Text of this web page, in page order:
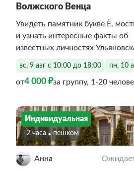
Волжского Венца
Увидеть памятник букве Ë,
и узнать интересные факты об
известных личностях
вс, 9 авг с 10:00 до 18:00 пн, 10
от4 000 ₽за группу, 1-20
Индивидуальная
2 часа Пешком
Анна